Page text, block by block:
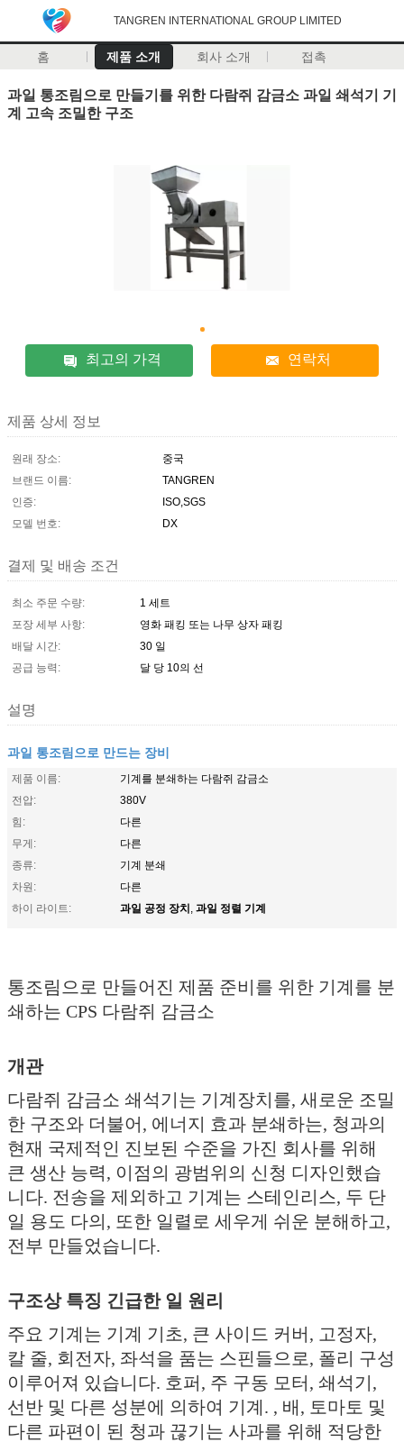
TANGREN INTERNATIONAL GROUP LIMITED
홈 제품 소개 회사 소개 접촉
과일 통조림으로 만들기를 위한 다람쥐 감금소 과일 쇄석기 기
계 고속 조밀한 구조
최고의 가격 연락처
제품 상세 정보
원래 장소:
중국
브랜드 이름:
TANGREN
인증:
ISO,SGS
모델 번호:
DX
결제 및 배송 조건
최소 주문 수량:
1 세트
포장 세부 사항:
영화 패킹 또는 나무 상자 패킹
배달 시간:
30 일
공급 능력:
달 당 10의 선
설명
과일 통조림으로 만드는 장비
제품 이름:
기계를 분쇄하는 다람쥐 감금소
전압:
380V
힘:
다른
무게:
다른
종류:
기계 분쇄
차원:
다른
하이 라이트:
과일 공정 장치, 과일 정렬 기계
통조림으로 만들어진 제품 준비를 위한 기계를 분
쇄하는 CPS 다람쥐 감금소
개관
다람쥐 감금소 쇄석기는 기계장치를, 새로운 조밀
한 구조와 더불어, 에너지 효과 분쇄하는, 청과의
현재 국제적인 진보된 수준을 가진 회사를 위해
큰 생산 능력, 이점의 광범위의 신청 디자인했습
니다. 전송을 제외하고 기계는 스테인리스, 두 단
일 용도 다의, 또한 일렬로 세우게 쉬운 분해하고,
전부 만들었습니다.
구조상 특징 긴급한 일 원리
주요 기계는 기계 기초, 큰 사이드 커버, 고정자,
칼 줄, 회전자, 좌석을 품는 스핀들으로, 폴리 구성
이루어져 있습니다. 호퍼, 주 구동 모터, 쇄석기,
선반 및 다른 성분에 의하여 기계. , 배, 토마토 및
다른 파편이 된 청과 끊기는 사과를 위해 적당한